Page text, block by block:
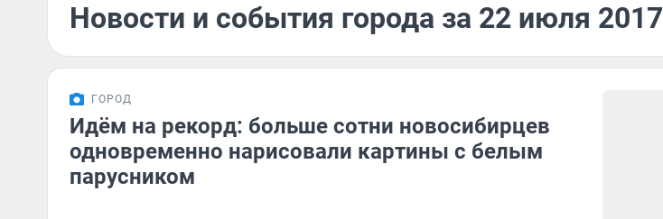
Новости и события города за 22 июля 2017
ГОРОД
Идём на рекорд: больше сотни новосибирцев
одновременно нарисовали картины с белым
парусником